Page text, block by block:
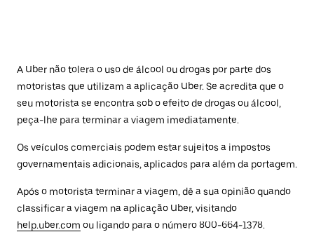
A Uber não tolera o uso de álcool ou drogas por parte dos
motoristas que utilizam a aplicação Uber. Se acredita que o
seu motorista se encontra sob o efeito de drogas ou álcool,
peça-lhe para terminar a viagem imediatamente.
Os veículos comerciais podem estar sujeitos a impostos
governamentais adicionais, aplicados para além da portagem.
Após o motorista terminar a viagem, dê a sua opinião quando
classificar a viagem na aplicação Uber, visitando
help.uber.com ou ligando para o número 800-664-1378.